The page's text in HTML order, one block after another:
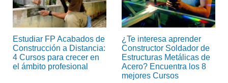
Estudiar FP Acabados de
Construcción a Distancia:
4 Cursos para crecer en
el ámbito profesional
¿Te interesa aprender
Constructor Soldador de
Estructuras Metálicas de
Acero? Encuentra los 8
mejores Cursos